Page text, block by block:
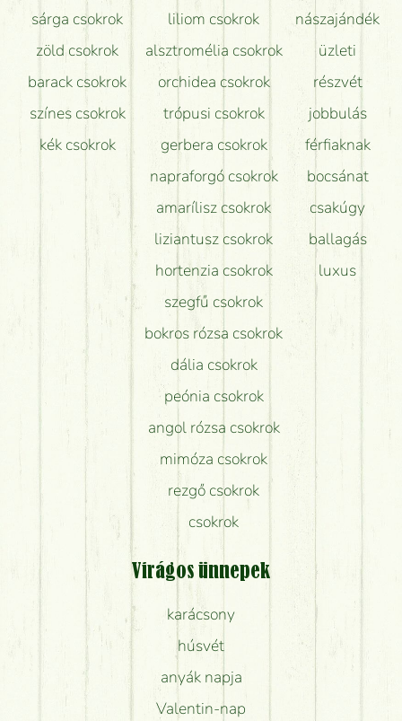
sárga csokrok
zöld csokrok
barack csokrok
színes csokrok
kék csokrok
liliom csokrok
alsztromélia csokrok
orchidea csokrok
trópusi csokrok
gerbera csokrok
napraforgó csokrok
amarílisz csokrok
liziantusz csokrok
hortenzia csokrok
szegfű csokrok
bokros rózsa csokrok
dália csokrok
peónia csokrok
angol rózsa csokrok
mimóza csokrok
rezgő csokrok
csokrok
nászajándék
üzleti
részvét
jobbulás
férfiaknak
bocsánat
csakúgy
ballagás
luxus
Virágos ünnepek
karácsony
húsvét
anyák napja
Valentin-nap